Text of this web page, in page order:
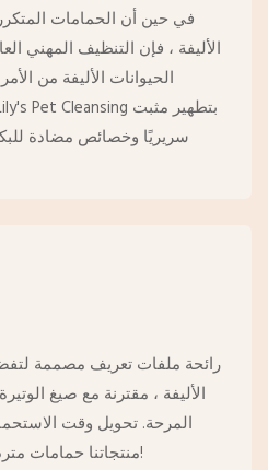
في حين أن الحمامات
الأليفة ، فإن التنظيف المهني
الحيوانات الأليفة من
سريريًا وخصائص مضادة
الأليفة ، مقترنة مع صيغ
المرحة. تحويل وقت
منتجاتنا حمامات مترددة إلى رشاشات متحمسة!